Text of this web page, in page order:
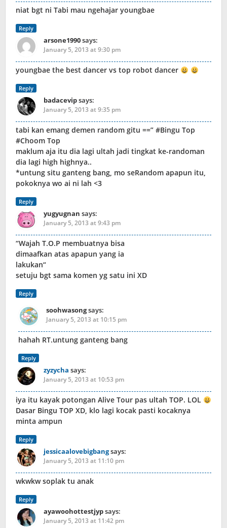
niat bgt ni Tabi mau ngehajar youngbae
Reply
arsone1990says:
January 5, 2013 at 9:30 pm
youngbae the best dancer vs top robot dancer
Reply
badacevipsays:
January 5, 2013 at 9:35 pm
tabi kan emang demen random gitu ==” #Bingu Top
#Choom Top
maklum aja itu dia lagi ultah jadi tingkat ke-randoman
dia lagi high highnya..
*untung situ ganteng bang, mo seRandom apapun itu,
pokoknya wo ai ni lah <3
Reply
yugyugnan says:
January 5, 2013 at 9:43 pm
“Wajah T.O.P membuatnya bisa
dimaafkan atas apapun yang ia
lakukan“
setuju bgt sama komen yg satu ini XD
Reply
soohwasongsays:
January 5, 2013 at 10:15 pm
hahah RT.untung ganteng bang
Reply
zyzycha says:
January 5, 2013 at 10:53 pm
iya itu kayak potongan Alive Tour pas ultah TOP. LOL
Dasar Bingu TOP XD, klo lagi kocak pasti kocaknya
minta ampun
Reply
jessicaalovebigbangsays:
January 5, 2013 at 11:10 pm
wkwkw soplak tu anak
Reply
ayawoohottestjypsays:
January 5, 2013 at 11:42 pm